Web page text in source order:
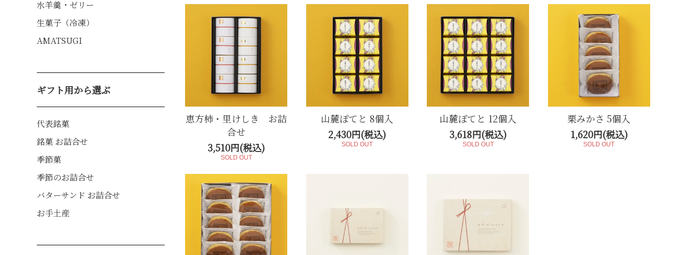
恵方柿・里けしき お詰
合せ
3,510円(税込)
SOLD OUT
山麓ぽてと 8個入
2,430円(税込)
SOLD OUT
山麓ぽてと 12個入
3,618円(税込)
SOLD OUT
栗みかさ 5個入
1,620円(税込)
SOLD OUT
水羊羹・ゼリー
生菓子（冷凍）
AMATSUGI
ギフト用から選ぶ
代表銘菓
銘菓 お詰合せ
季節菓
季節のお詰合せ
バターサンド お詰合せ
お手土産